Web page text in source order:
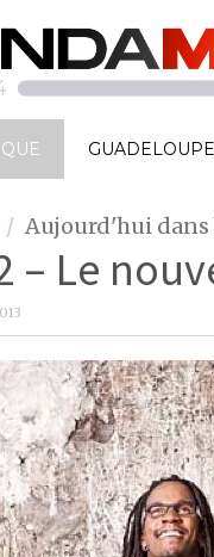
GUADELOUPE
Aujourd'hui dans
– Le